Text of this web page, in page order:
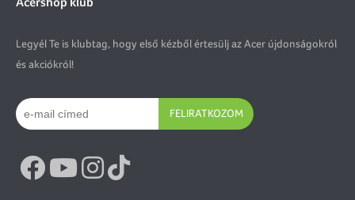
Legyél Te is klubtag, hogy első kézből értesülj az Acer újdonságokról
és akciókról!
FELIRATKOZOM